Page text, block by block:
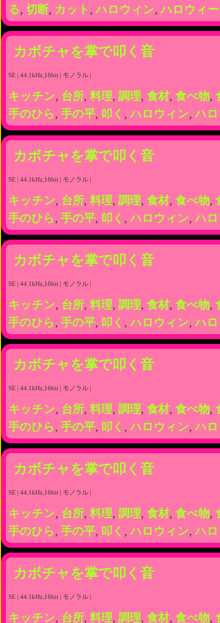
る, 切断, カット ,ハロウィン,ハロウィ
カボチャを掌で叩く音
SE | 44.1kHz,16bit | モノラル |
キッチン, 台所, 料理, 調理, 食材, 食べ物,
手のひら, 手の平, 叩く ,ハロウィン,ハ
カボチャを掌で叩く音
SE | 44.1kHz,16bit | モノラル |
キッチン, 台所, 料理, 調理, 食材, 食べ物,
手のひら, 手の平, 叩く ,ハロウィン,ハ
カボチャを掌で叩く音
SE | 44.1kHz,16bit | モノラル |
キッチン, 台所, 料理, 調理, 食材, 食べ物,
手のひら, 手の平, 叩く ,ハロウィン,ハ
カボチャを掌で叩く音
SE | 44.1kHz,16bit | モノラル |
キッチン, 台所, 料理, 調理, 食材, 食べ物,
手のひら, 手の平, 叩く ,ハロウィン,ハ
カボチャを掌で叩く音
SE | 44.1kHz,16bit | モノラル |
キッチン, 台所, 料理, 調理, 食材, 食べ物,
手のひら, 手の平, 叩く ,ハロウィン,ハ
カボチャを掌で叩く音
SE | 44.1kHz,16bit | モノラル |
キッチン, 台所, 料理, 調理, 食材, 食べ物,